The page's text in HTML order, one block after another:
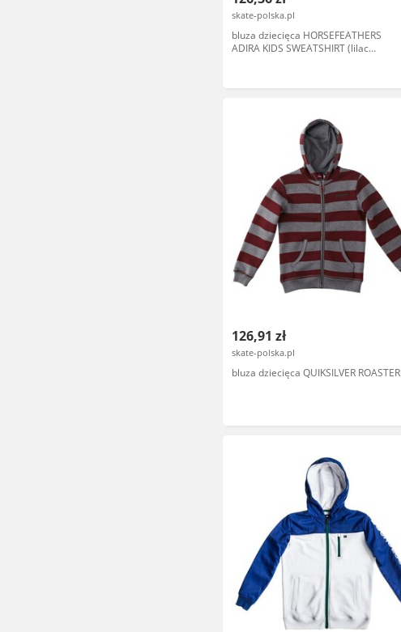
skate-polska.pl
bluza dziecięca HORSEFEATHERS
ADIRA KIDS SWEATSHIRT (lilac
126,91 zł
skate-polska.pl
bluza dziecięca QUIKSILVER ROASTER